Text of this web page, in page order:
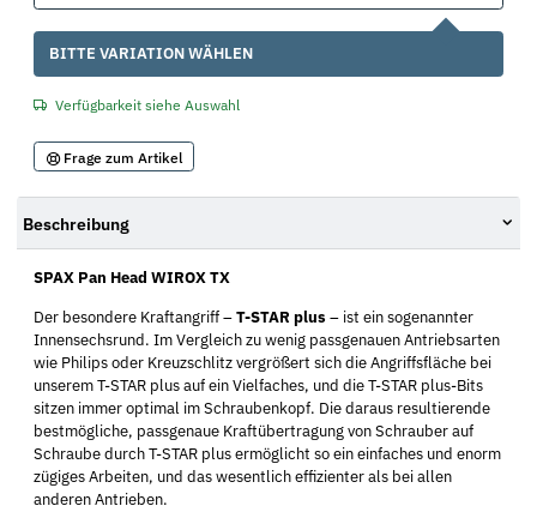
x
BITTE VARIATION WÄHLEN
Verfügbarkeit siehe Auswahl
Frage zum Artikel
Beschreibung
SPAX Pan Head WIROX TX
Der besondere Kraftangriff –T-STAR plus – ist ein sogenannter
Innensechsrund. Im Vergleich zu wenig passgenauen Antriebsarten
wie Philips oder Kreuzschlitz vergrößert sich die Angriffsfläche bei
unserem T-STAR plus auf ein Vielfaches, und die T-STAR plus-Bits
sitzen immer optimal im Schraubenkopf. Die daraus resultierende
bestmögliche, passgenaue Kraftübertragung von Schrauber auf
Schraube durch T-STAR plus ermöglicht so ein einfaches und enorm
zügiges Arbeiten, und das wesentlich effizienter als bei allen
anderen Antrieben.